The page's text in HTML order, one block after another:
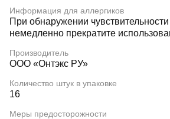
Информация для аллергиков
При обнаружении
немедленно прекратите
Производитель
ООО «Онтэкс РУ»
Количество штук в упаковке
16
Меры предосторожности